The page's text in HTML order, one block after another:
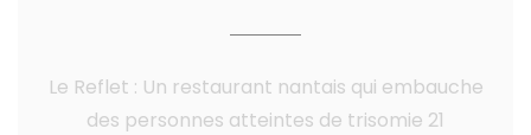
Le Reflet : Un restaurant nantais qui embauche
des personnes atteintes de trisomie 21